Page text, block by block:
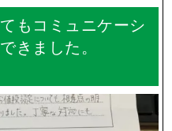
もコミュニケーシ
きました。